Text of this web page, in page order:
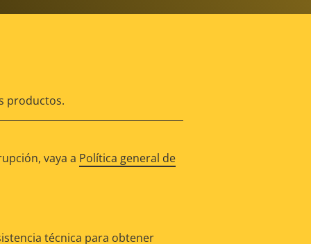
productos.
vaya a Política general de
técnica para obtener